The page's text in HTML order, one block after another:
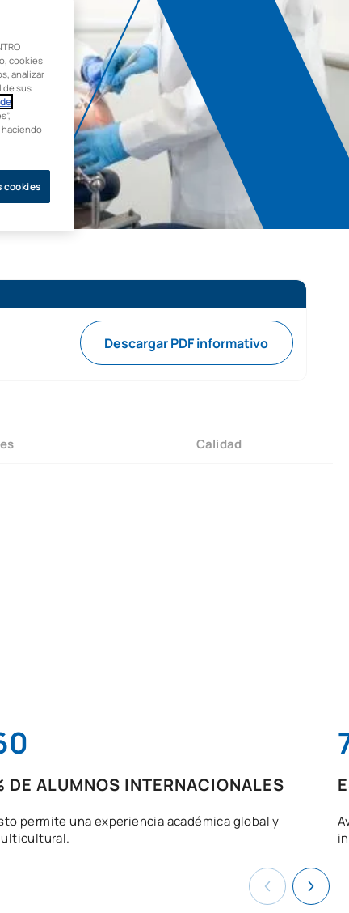
Descargar PDF informativo
Calidad
DE ALUMNOS INTERNACIONALES
permite una experiencia académica global y
cookies
analizar
de sus
haciendo
cookies